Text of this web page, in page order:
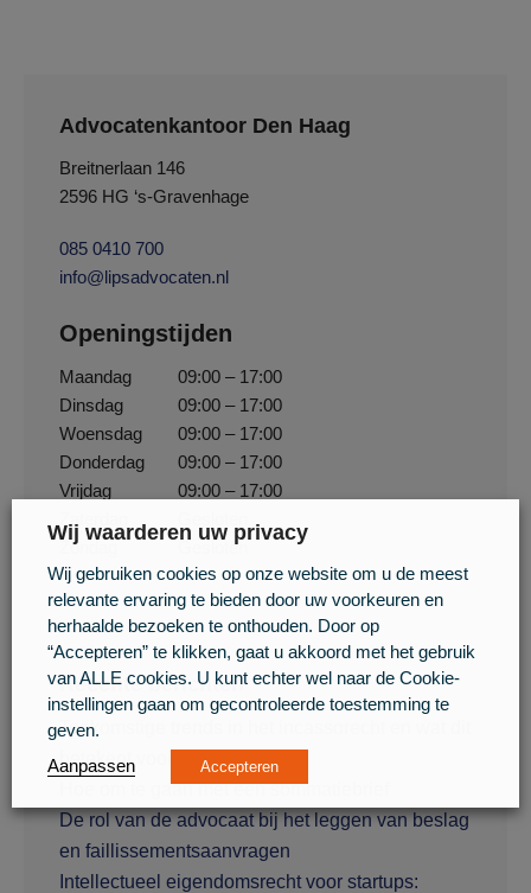
Advocatenkantoor Den Haag
Breitnerlaan 146
2596 HG ‘s-Gravenhage
085 0410 700
info@lipsadvocaten.nl
Openingstijden
Maandag
09:00 – 17:00
Dinsdag
09:00 – 17:00
Woensdag
09:00 – 17:00
Donderdag
09:00 – 17:00
Vrijdag
09:00 – 17:00
Zondag
Gesloten
Recente berichten
Toekomstige trends in het incassorecht en wat dit
betekent voor uw bedrijf
Hoe om te gaan met een sommatiebrief
De rol van de advocaat bij het leggen van beslag
en faillissementsaanvragen
Intellectueel eigendomsrecht voor startups:
Wij waarderen uw privacy
Wij gebruiken cookies op onze website om u de meest
relevante ervaring te bieden door uw voorkeuren en
herhaalde bezoeken te onthouden. Door op
“Accepteren” te klikken, gaat u akkoord met het gebruik
van ALLE cookies. U kunt echter wel naar de Cookie-
instellingen gaan om gecontroleerde toestemming te
geven.
Aanpassen
Accepteren